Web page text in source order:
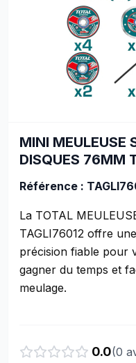
MINI MEULEUSE
DISQUES 76MM
Référence :
La TOTAL
TAGLI76012 offre
précision fiable pour
gagner du temps et
meulage.
0.0(0